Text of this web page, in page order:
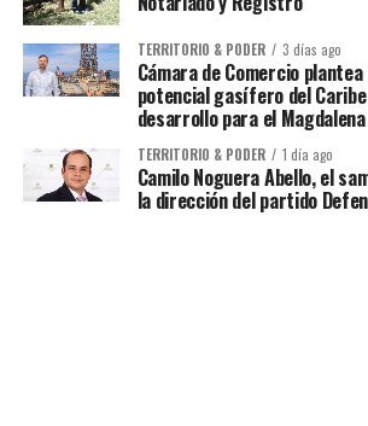
TERRITORIO & PODER 3 días ago
Cámara de Comercio
potencial gasífero del
desarrollo para el Magdalena
TERRITORIO & PODER 1 día ago
Camilo Noguera Abello, el
la dirección del partido